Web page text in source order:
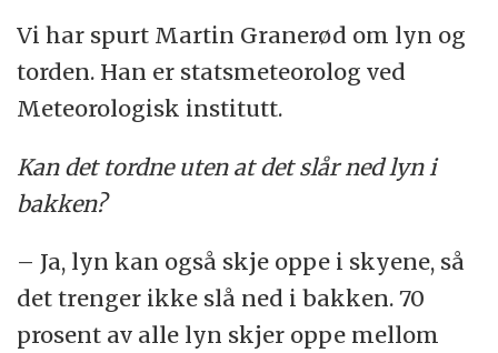
Vi har spurt Martin Granerød om lyn og
torden. Han er statsmeteorolog ved
Meteorologisk institutt.
Kan det tordne uten at det slår ned lyn i
bakken?
– Ja, lyn kan også skje oppe i skyene, så
det trenger ikke slå ned i bakken. 70
prosent av alle lyn skjer oppe mellom